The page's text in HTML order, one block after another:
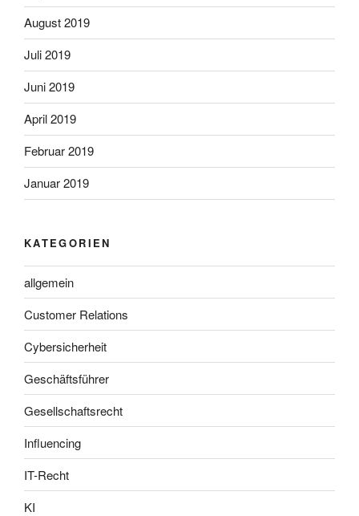
August 2019
Juli 2019
Juni 2019
April 2019
Februar 2019
Januar 2019
KATEGORIEN
allgemein
Customer Relations
Cybersicherheit
Geschäftsführer
Gesellschaftsrecht
Influencing
IT-Recht
KI